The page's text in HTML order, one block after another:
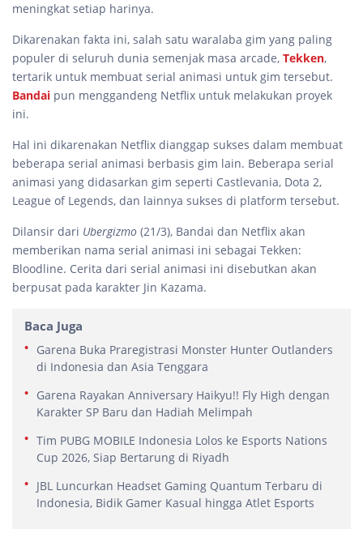
meningkat setiap harinya.
Dikarenakan fakta ini, salah satu waralaba gim yang paling
populer di seluruh dunia semenjak masa arcade, Tekken,
tertarik untuk membuat serial animasi untuk gim tersebut.
Bandai pun menggandeng Netflix untuk melakukan proyek
ini.
Hal ini dikarenakan Netflix dianggap sukses dalam membuat
beberapa serial animasi berbasis gim lain. Beberapa serial
animasi yang didasarkan gim seperti Castlevania, Dota 2,
League of Legends, dan lainnya sukses di platform tersebut.
Dilansir dari Ubergizmo (21/3), Bandai dan Netflix akan
memberikan nama serial animasi ini sebagai Tekken:
Bloodline. Cerita dari serial animasi ini disebutkan akan
berpusat pada karakter Jin Kazama.
Baca Juga
Garena Buka Praregistrasi Monster Hunter Outlanders
di Indonesia dan Asia Tenggara
Garena Rayakan Anniversary Haikyu!! Fly High dengan
Karakter SP Baru dan Hadiah Melimpah
Tim PUBG MOBILE Indonesia Lolos ke Esports Nations
Cup 2026, Siap Bertarung di Riyadh
JBL Luncurkan Headset Gaming Quantum Terbaru di
Indonesia, Bidik Gamer Kasual hingga Atlet Esports